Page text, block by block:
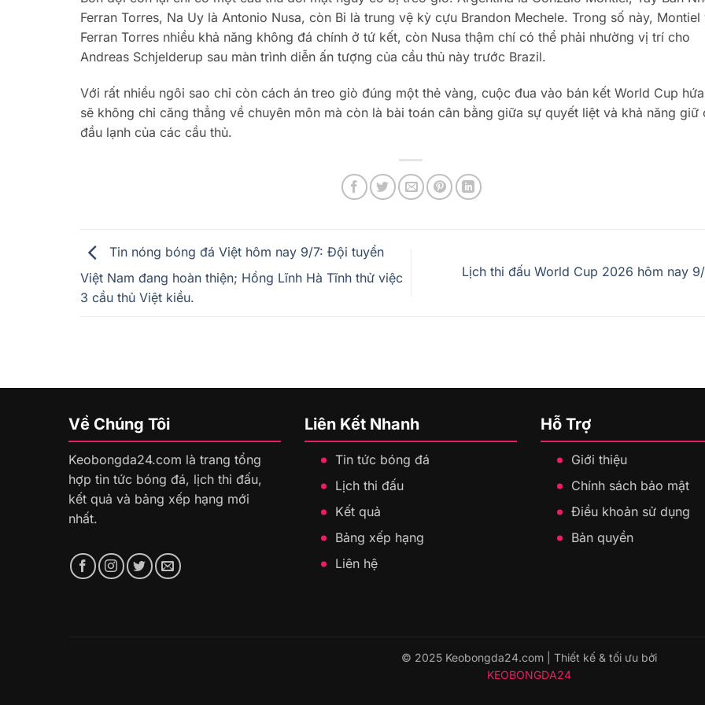
Ferran Torres, Na Uy là Antonio Nusa, còn Bỉ là trung vệ kỳ cựu Brandon Mechele. Trong số này, Montiel
Ferran Torres nhiều khả năng không đá chính ở tứ kết, còn Nusa thậm chí có thể phải nhường vị trí cho
Andreas Schjelderup sau màn trình diễn ấn tượng của cầu thủ này trước Brazil.
Với rất nhiều ngôi sao chỉ còn cách án treo giò đúng một thẻ vàng, cuộc đua vào bán kết World Cup
sẽ không chỉ căng thẳng về chuyên môn mà còn là bài toán cân bằng giữa sự quyết liệt và khả năng giữ
đầu lạnh của các cầu thủ.
Tin nóng bóng đá Việt hôm nay 9/7: Đội tuyển
Việt Nam đang hoàn thiện; Hồng Lĩnh Hà Tĩnh thử việc
3 cầu thủ Việt kiều.
Lịch thi đấu World Cup 2026 hôm nay
Về Chúng Tôi
Keobongda24.com là trang tổng
hợp tin tức bóng đá, lịch thi đấu,
kết quả và bảng xếp hạng mới
nhất.
Liên Kết Nhanh
Tin tức bóng đá
Lịch thi đấu
Kết quả
Bảng xếp hạng
Liên hệ
Hỗ Trợ
Giới thiệu
Chính sách bảo mật
Điều khoản sử dụng
Bản quyền
© 2025 Keobongda24.com | Thiết kế & tối ưu bởi
KEOBONGDA24